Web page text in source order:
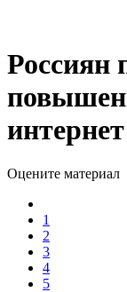
Россиян
Оцените материал
1
2
3
4
5